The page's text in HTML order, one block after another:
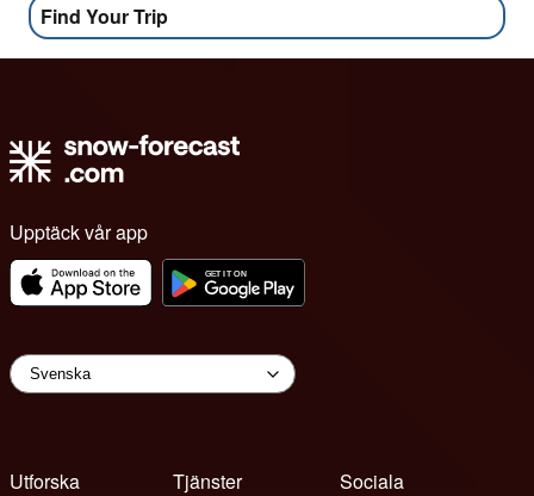
Find Your Trip
Upptäck vår app
Utforska
Tjänster
Sociala